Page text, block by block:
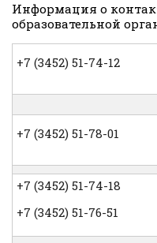
Информация о
образовательной
+7 (3452) 51-74-12
+7 (3452) 51-78-01
+7 (3452) 51-74-18
+7 (3452) 51-76-51